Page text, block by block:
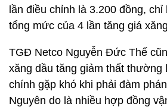
lần điều chỉnh là 3.200 đồng,
tổng mức của 4 lần tăng giá
TGĐ Netco Nguyễn Đức Thế
xăng dầu tăng giảm thất thường
chính gặp khó khi phải đàm
Nguyên do là nhiều hợp đồng